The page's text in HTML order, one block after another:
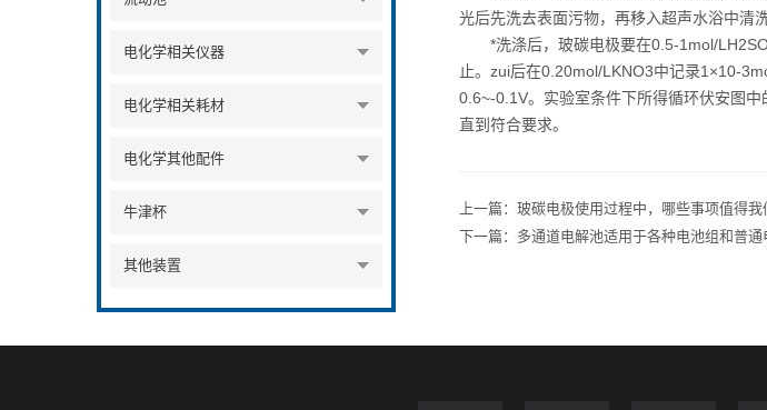
电化学相关仪器
电化学相关耗材
电化学其他配件
牛津杯
其他装置
光后先洗去表面污物，再移入超声水浴中清
*洗涤后，玻碳电极要在0.5-1mol/
止。zui后在0.20mol/LKNO3中记录1×10-
0.6~-0.1V。实验室条件下所得循环伏安图中
直到符合要求。
上一篇： 玻碳电极使用过程中，哪些事项值得我
下一篇： 多通道电解池适用于各种电池组和普通